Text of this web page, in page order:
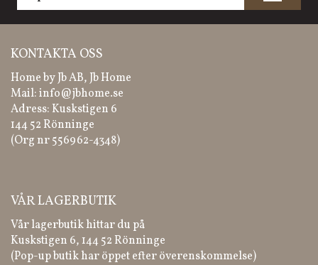
KONTAKTA OSS
Home by Jb AB, Jb Home
Mail:info@jbhome.se
Adress: Kuskstigen 6
144 52 Rönninge
(Org nr 556962-4348)
VÅR LAGERBUTIK
Vår lagerbutik hittar du på
Kuskstigen 6, 144 52 Rönninge
(Pop-up butik har öppet efter överenskommelse)